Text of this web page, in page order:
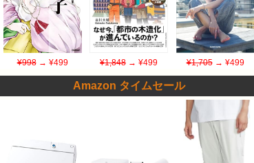
¥998→ ¥499 ¥1,848 → ¥499 ¥1,705→ ¥499
Amazon タイムセール